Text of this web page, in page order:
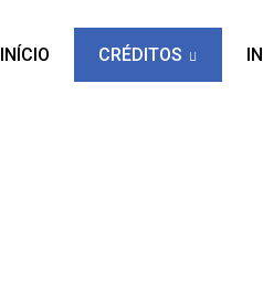
INÍCIO CRÉDITOS